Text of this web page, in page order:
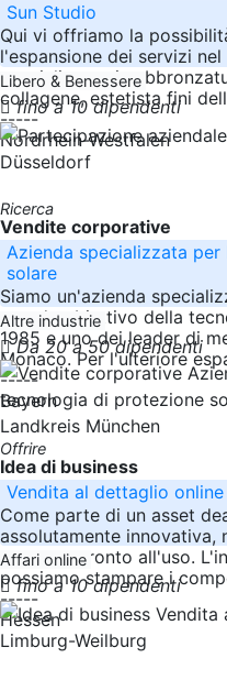
Sun Studio
Qui vi offriamo la
l'espansione dei servizi
specializzato in
collagene, estetista fini
-----
Nordrhein-Westfalen
Libero & Benessere
fino a 10 dipendenti
Düsseldorf
Ricerca
Vendite corporative
Azienda specializzata
solare
Siamo un'azienda
grande obiettivo della
1985 e uno dei leader di
Monaco. Per l'ulteriore
-----
Bayern
Altre industrie
Da 20 a 50 dipendenti
Landkreis München
Offrire
Idea di business
Vendita al dettaglio online
Come parte di un asset
assolutamente innovativa,
venduta. Pronto all'uso.
possiamo stampare i
-----
Hessen
Affari online
fino a 10 dipendenti
Limburg-Weilburg